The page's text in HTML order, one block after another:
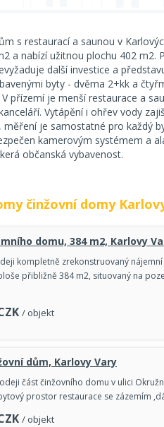
s restaurací a saunou v
a nabízí užitnou plochu 402 m2.
další investice a
byty - dvěma 2+kk a
přízemí je menší restaurace a
Vytápění i ohřev vody
je samostatné pro každý
kamerovým systémem a
občanská vybavenost.
činžovní domy
domu, 384 m2, Karlovy
kompletně zrekonstruovaný nájemní
přibližně 384 m2, situovaný na
/ objekt
dům, Karlovy Vary
část činžovního domu v ulici
prostor restaurace se zázemím
/ objekt